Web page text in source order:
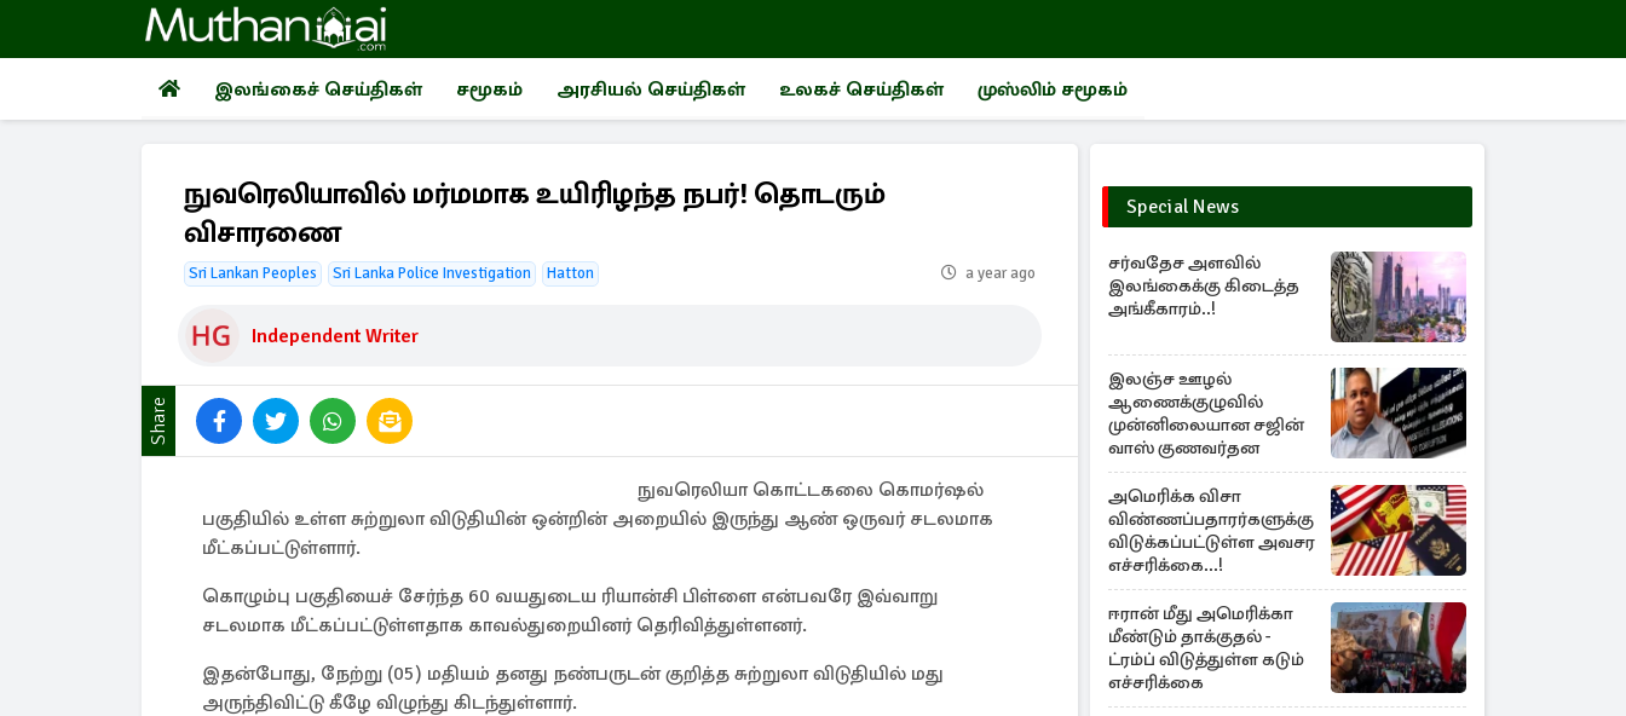
இலங்கைச் செய்திகள் சமூகம் அரசியல் செய்திகள் உலகச் செய்திகள் முஸ்லிம் சமூகம்
நுவரெலியாவில் மர்மமாக உயிரிழந்த நபர்! தொடரும்
விசாரணை
Sri Lankan Peoples Sri Lanka Police Investigation Hatton a year ago
Independent Writer
Share
நுவரெலியா கொட்டகலை கொமர்ஷல்
பகுதியில் உள்ள சுற்றுலா விடுதியின் ஒன்றின் அறையில் இருந்து ஆண் ஒருவர் சடலமாக
மீட்கப்பட்டுள்ளார்.
கொழும்பு பகுதியைச் சேர்ந்த 60 வயதுடைய ரியான்சி பிள்ளை என்பவரே இவ்வாறு
சடலமாக மீட்கப்பட்டுள்ளதாக காவல்துறையினர் தெரிவித்துள்ளனர்.
இதன்போது, நேற்று (05) மதியம் தனது நண்பருடன் குறித்த சுற்றுலா விடுதியில் மது
அருந்திவிட்டு கீழே விழுந்து கிடந்துள்ளார்.
Special News
சர்வதேச அளவில்
இலங்கைக்கு கிடைத்த
அங்கீகாரம்..!
இலஞ்ச ஊழல்
ஆணைக்குழுவில்
முன்னிலையான சஜின்
வாஸ் குணவர்தன
அமெரிக்க விசா
விண்ணப்பதாரர்களுக்கு
விடுக்கப்பட்டுள்ள அவசர
எச்சரிக்கை...!
ஈரான் மீது அமெரிக்கா
மீண்டும் தாக்குதல் -
ட்ரம்ப் விடுத்துள்ள கடும்
எச்சரிக்கை